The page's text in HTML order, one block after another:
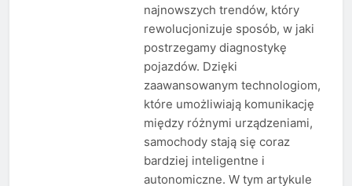
najnowszych trendów, który
rewolucjonizuje sposób, w jaki
postrzegamy diagnostykę
pojazdów. Dzięki
zaawansowanym technologiom,
które umożliwiają komunikację
między różnymi urządzeniami,
samochody stają się coraz
bardziej inteligentne i
autonomiczne. W tym artykule